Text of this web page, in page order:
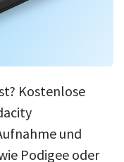
Kostenlose
und
Podigee oder